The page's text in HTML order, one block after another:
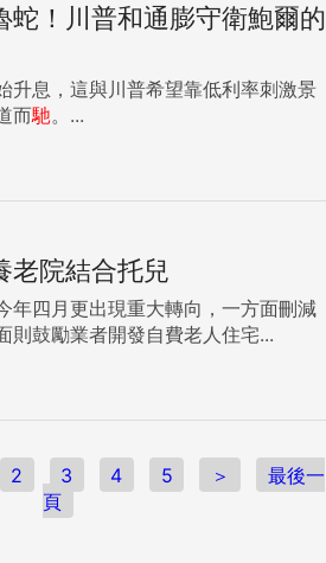
蛇！川普和通膨守衛鮑爾的
升息，這與川普希望靠低利率刺激景
而馳。...
院結合托兒
年四月更出現重大轉向，一方面刪減
則鼓勵業者開發自費老人住宅...
2 3 4 5 ＞
最後一
頁